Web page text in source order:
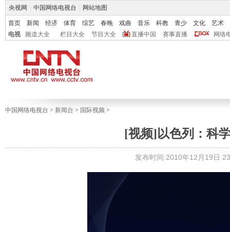
央视网 中国网络电视台 网站地图
首页 新闻 经济 体育 综艺 春晚 戏曲 音乐 科教 青少 文化
艺术
电视
频道大全 栏目大全 节目大全 直播中国 赛事直播 网络
中国网络电视台 > 新闻台 > 国际视频 >
[视频]以色列：科
发布时间:2010年12月19日